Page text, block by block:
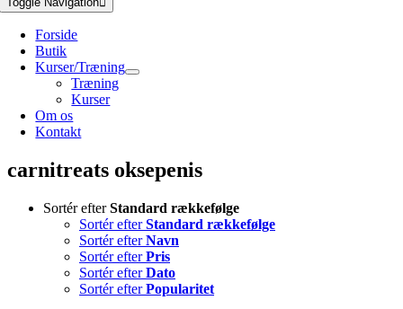
Forside
Butik
Kurser/Træning
Træning
Kurser
Om os
Kontakt
carnitreats oksepenis
Sortér efterStandard rækkefølge
Sortér efterStandard rækkefølge
Sortér efterNavn
Sortér efterPris
Sortér efterDato
Sortér efterPopularitet